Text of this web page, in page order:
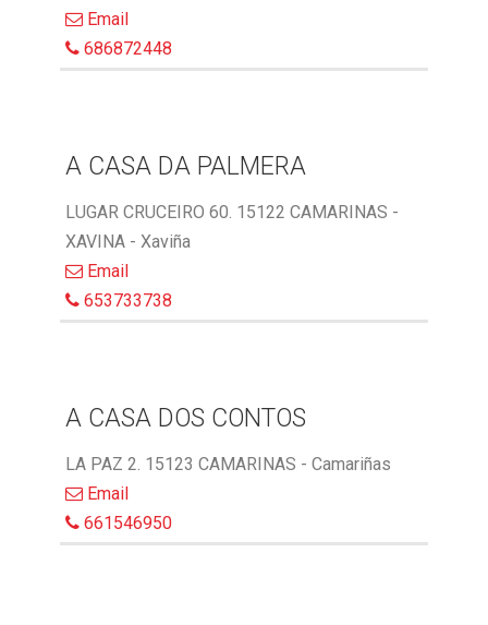
Email
686872448
A CASA DA PALMERA
LUGAR CRUCEIRO 60. 15122 CAMARINAS -
XAVINA - Xaviña
Email
653733738
A CASA DOS CONTOS
LA PAZ 2. 15123 CAMARINAS - Camariñas
Email
661546950